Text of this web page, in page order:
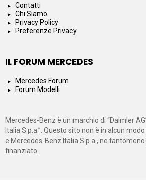
Contatti
Chi Siamo
Privacy Policy
Preferenze Privacy
IL FORUM MERCEDES
Mercedes Forum
Forum Modelli
Mercedes-Benz è un marchio di “Daimler
Italia S.p.a.”. Questo sito non è in alcun
e Mercedes-Benz Italia S.p.a., ne
finanziato.